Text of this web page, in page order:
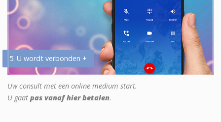
5. U wordt verbonden +
Uw consult met een online medium start.
U gaat pas vanaf hier betalen.